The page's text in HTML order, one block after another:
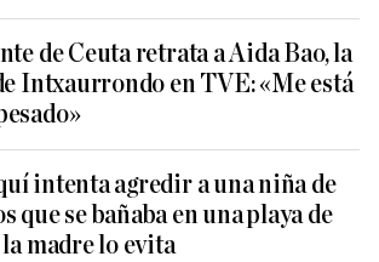
de Ceuta retrata a Aida Bao, la
Intxaurrondo en TVE: «Me está
intenta agredir a una niña de
que se bañaba en una playa de
madre lo evita